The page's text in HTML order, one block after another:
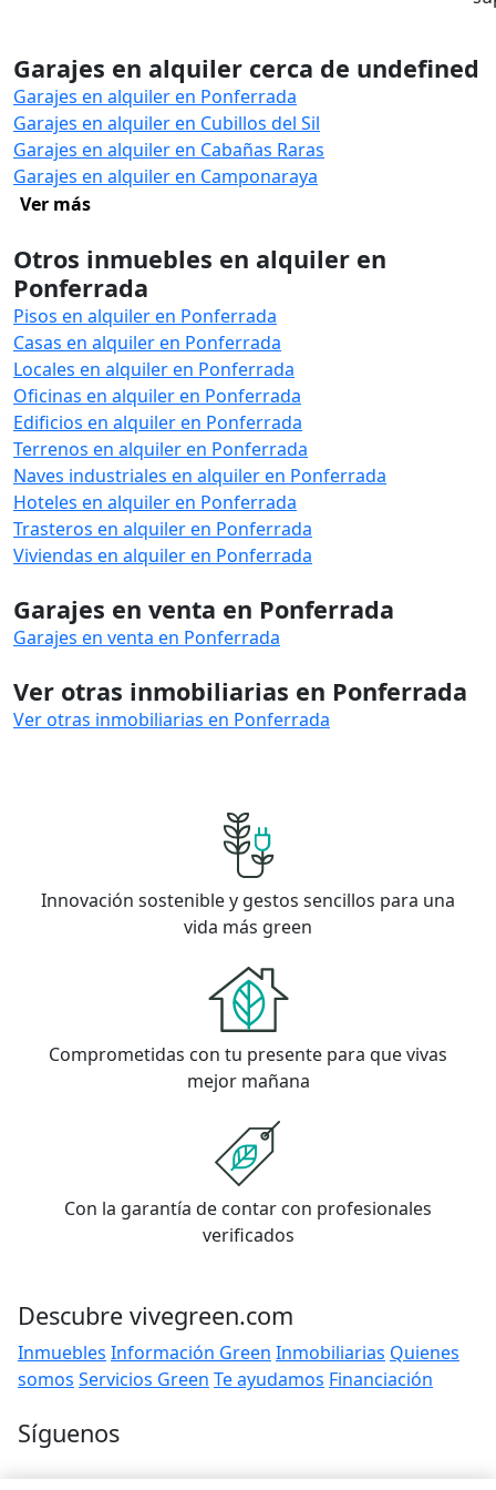
Garajes en alquiler cerca de undefined
Garajes en alquiler en Ponferrada
Garajes en alquiler en Cubillos del Sil
Garajes en alquiler en Cabañas Raras
Garajes en alquiler en Camponaraya
Ver más
Otros inmuebles en alquiler en
Ponferrada
Pisos en alquiler en Ponferrada
Casas en alquiler en Ponferrada
Locales en alquiler en Ponferrada
Oficinas en alquiler en Ponferrada
Edificios en alquiler en Ponferrada
Terrenos en alquiler en Ponferrada
Naves industriales en alquiler en Ponferrada
Hoteles en alquiler en Ponferrada
Trasteros en alquiler en Ponferrada
Viviendas en alquiler en Ponferrada
Garajes en venta en Ponferrada
Garajes en venta en Ponferrada
Ver otras inmobiliarias en Ponferrada
Ver otras inmobiliarias en Ponferrada
Innovación sostenible y gestos sencillos para una
vida más green
Comprometidas con tu presente para que vivas
mejor mañana
Con la garantía de contar con profesionales
verificados
Descubre vivegreen.com
Inmuebles Información Green Inmobiliarias Quienes
somos Servicios Green Te ayudamos Financiación
Síguenos